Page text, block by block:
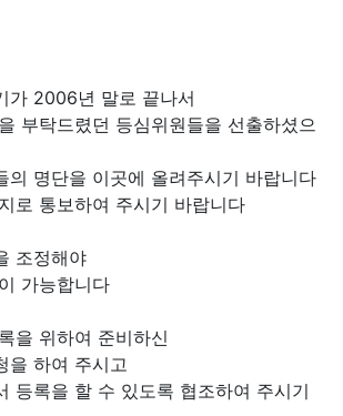
가 2006년 말로 끝나서
부탁드렸던 등심위원들을 선출하셨으
의 명단을 이곳에 올려주시기 바랍니다
로 통보하여 주시기 바랍니다
조정해야
가능합니다
을 위하여 준비하신
을 하여 주시고
등록을 할 수 있도록 협조하여 주시기